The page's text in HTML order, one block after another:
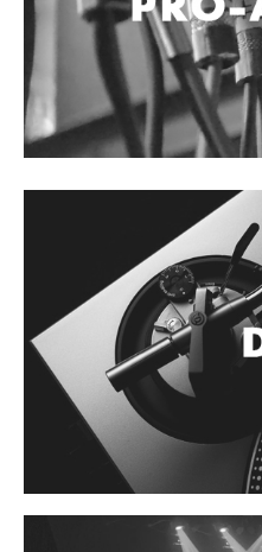
Mandolina
Mariachi
Accesorios
Guitarra Metal
Guitarra Nylon
Guitarra Electrica
Bajo
Violin
Otros instrumentos de arco
Otros instrumentos de Cuerdas